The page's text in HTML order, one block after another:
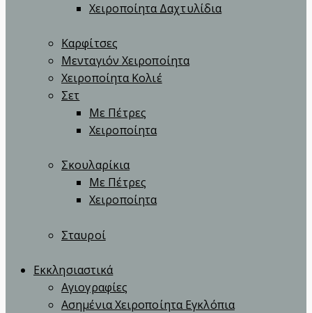
Χειροποίητα Δαχτυλίδια
Καρφίτσες
Μενταγιόν Χειροποίητα
Χειροποίητα Κολιέ
Σετ
Με Πέτρες
Χειροποίητα
Σκουλαρίκια
Με Πέτρες
Χειροποίητα
Σταυροί
Εκκλησιαστικά
Αγιογραφίες
Ασημένια Χειροποίητα Εγκλόπια